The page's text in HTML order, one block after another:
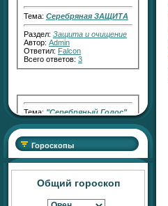
Тема:Серебряная ЗАЩИТА
Раздел:Защита и очищение
Автор:Admin
Ответил:Falcon
Всего ответов:3
Тема:"Серебряный Голос"
Автор:RaShan
Ответил:Transfiguration
Всего ответов:
"Серебряный СВЕТ"
Гороскопы
Общий гороскоп